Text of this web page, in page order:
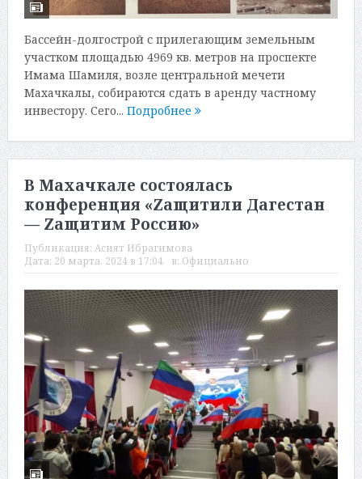
Бассейн-долгострой с прилегающим земельным
участком площадью 4969 кв. метров на проспекте
Имама Шамиля, возле центральной мечети
Махачкалы, собираются сдать в аренду частному
инвестору. Сего... Подробнее
В Махачкале состоялась
конференция «Zащитили Дагестан
— Zащитим Россию»
Публикация: Асият Ибрагимова
Дата: 20 марта, 2024 в 17:04 в: Официально